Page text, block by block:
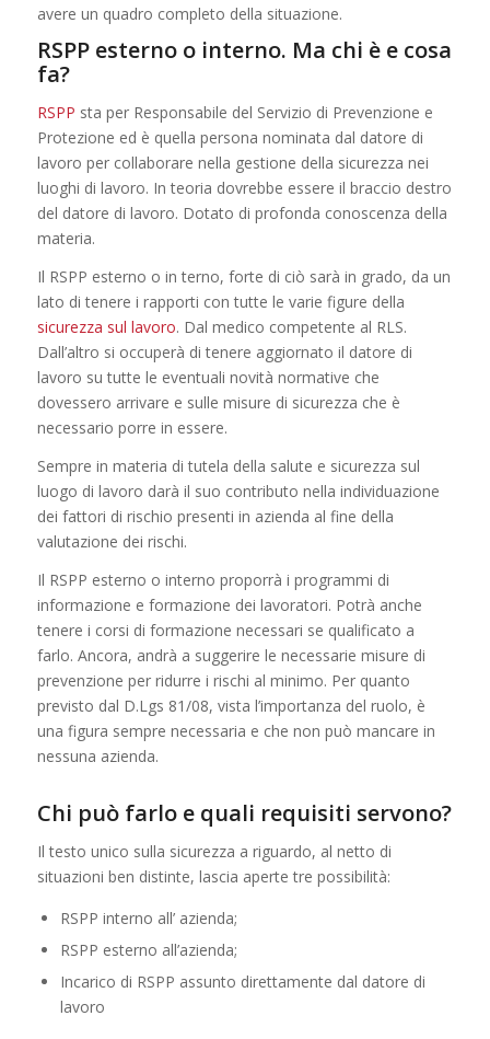
avere un quadro completo della situazione.
RSPP esterno o interno. Ma chi è e cosa
fa?
RSPP sta per Responsabile del Servizio di Prevenzione e
Protezione ed è quella persona nominata dal datore di
lavoro per collaborare nella gestione della sicurezza nei
luoghi di lavoro. In teoria dovrebbe essere il braccio destro
del datore di lavoro. Dotato di profonda conoscenza della
materia.
Il RSPP esterno o in terno, forte di ciò sarà in grado, da un
lato di tenere i rapporti con tutte le varie figure della
sicurezza sul lavoro. Dal medico competente al RLS.
Dall’altro si occuperà di tenere aggiornato il datore di
lavoro su tutte le eventuali novità normative che
dovessero arrivare e sulle misure di sicurezza che è
necessario porre in essere.
Sempre in materia di tutela della salute e sicurezza sul
luogo di lavoro darà il suo contributo nella individuazione
dei fattori di rischio presenti in azienda al fine della
valutazione dei rischi.
Il RSPP esterno o interno proporrà i programmi di
informazione e formazione dei lavoratori. Potrà anche
tenere i corsi di formazione necessari se qualificato a
farlo. Ancora, andrà a suggerire le necessarie misure di
prevenzione per ridurre i rischi al minimo. Per quanto
previsto dal D.Lgs 81/08, vista l’importanza del ruolo, è
una figura sempre necessaria e che non può mancare in
nessuna azienda.
Chi può farlo e quali requisiti servono?
Il testo unico sulla sicurezza a riguardo, al netto di
situazioni ben distinte, lascia aperte tre possibilità:
RSPP interno all’ azienda;
RSPP esterno all’azienda;
Incarico di RSPP assunto direttamente dal datore di
lavoro